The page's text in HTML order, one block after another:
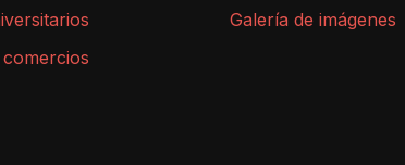
Galería de imágenes